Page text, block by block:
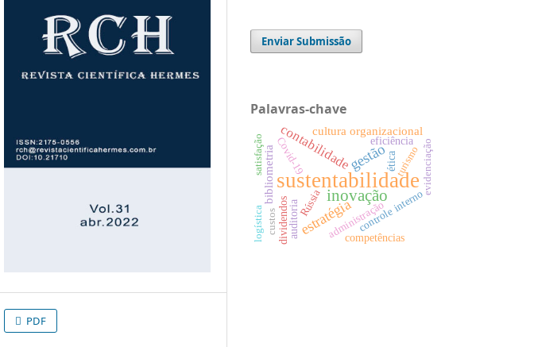
PDF
Enviar Submissão
Palavras-chave
sustentabilidade
inovação
estratégia
gestão
contabilidade
bibliometria
cultura organizacional
administraçãocontrole interno
ética
auditoria
Covid-19
competências
dividendos
eficiência
Rússia
satisfação
custos
turismoevidenciação
logística